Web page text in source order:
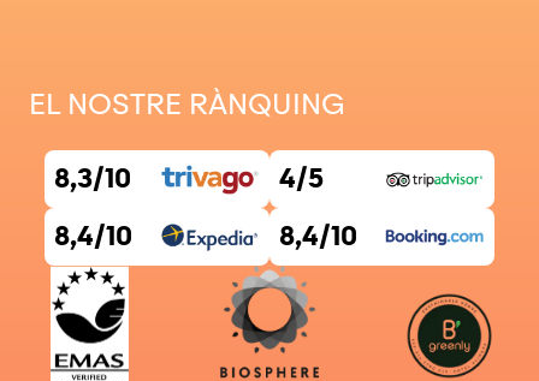
EL NOSTRE RÀNQUING
8,3/10
4/5
8,4/10
8,4/10